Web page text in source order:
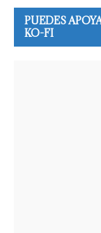
PUEDES
KO-FI